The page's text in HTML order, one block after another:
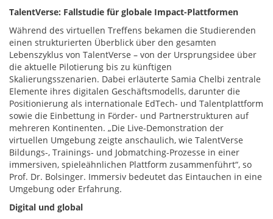
TalentVerse: Fallstudie für globale Impact-Plattformen
Während des virtuellen Treffens bekamen die Studierenden
einen strukturierten Überblick über den gesamten
Lebenszyklus von TalentVerse – von der Ursprungsidee über
die aktuelle Pilotierung bis zu künftigen
Skalierungsszenarien. Dabei erläuterte Samia Chelbi zentrale
Elemente ihres digitalen Geschäftsmodells, darunter die
Positionierung als internationale EdTech- und Talentplattform
sowie die Einbettung in Förder- und Partnerstrukturen auf
mehreren Kontinenten. „Die Live-Demonstration der
virtuellen Umgebung zeigte anschaulich, wie TalentVerse
Bildungs-, Trainings- und Jobmatching-Prozesse in einer
immersiven, spieleähnlichen Plattform zusammenführt“, so
Prof. Dr. Bolsinger. Immersiv bedeutet das Eintauchen in eine
Umgebung oder Erfahrung.
Digital und global